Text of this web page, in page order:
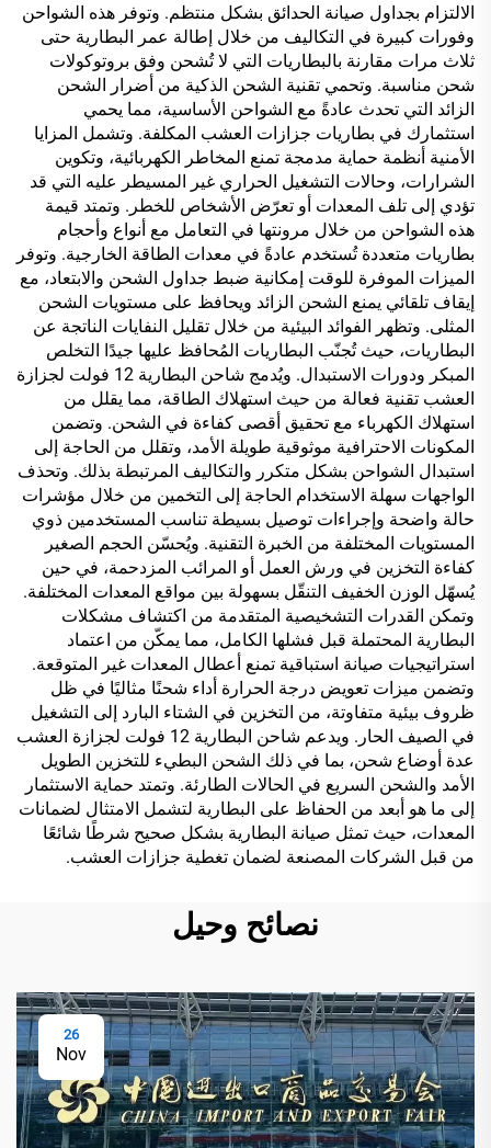
الالتزام بجداول صيانة الحدائق بشكل منتظم. وتوفر هذه الشواحن
وفورات كبيرة في التكاليف من خلال إطالة عمر البطارية حتى
ثلاث مرات مقارنة بالبطاريات التي لا تُشحن وفق بروتوكولات
شحن مناسبة. وتحمي تقنية الشحن الذكية من أضرار الشحن
الزائد التي تحدث عادةً مع الشواحن الأساسية، مما يحمي
استثمارك في بطاريات جزازات العشب المكلفة. وتشمل المزايا
الأمنية أنظمة حماية مدمجة تمنع المخاطر الكهربائية، وتكوين
الشرارات، وحالات التشغيل الحراري غير المسيطر عليه التي قد
تؤدي إلى تلف المعدات أو تعرّض الأشخاص للخطر. وتمتد قيمة
هذه الشواحن من خلال مرونتها في التعامل مع أنواع وأحجام
بطاريات متعددة تُستخدم عادةً في معدات الطاقة الخارجية. وتوفر
الميزات الموفرة للوقت إمكانية ضبط جداول الشحن والابتعاد، مع
إيقاف تلقائي يمنع الشحن الزائد ويحافظ على مستويات الشحن
المثلى. وتظهر الفوائد البيئية من خلال تقليل النفايات الناتجة عن
البطاريات، حيث تُجنّب البطاريات المُحافظ عليها جيدًا التخلص
المبكر ودورات الاستبدال. ويُدمج شاحن البطارية 12 فولت لجزازة
العشب تقنية فعالة من حيث استهلاك الطاقة، مما يقلل من
استهلاك الكهرباء مع تحقيق أقصى كفاءة في الشحن. وتضمن
المكونات الاحترافية موثوقية طويلة الأمد، وتقلل من الحاجة إلى
استبدال الشواحن بشكل متكرر والتكاليف المرتبطة بذلك. وتحذف
الواجهات سهلة الاستخدام الحاجة إلى التخمين من خلال مؤشرات
حالة واضحة وإجراءات توصيل بسيطة تناسب المستخدمين ذوي
المستويات المختلفة من الخبرة التقنية. ويُحسّن الحجم الصغير
كفاءة التخزين في ورش العمل أو المرائب المزدحمة، في حين
يُسهّل الوزن الخفيف التنقّل بسهولة بين مواقع المعدات المختلفة.
وتمكن القدرات التشخيصية المتقدمة من اكتشاف مشكلات
البطارية المحتملة قبل فشلها الكامل، مما يمكّن من اعتماد
استراتيجيات صيانة استباقية تمنع أعطال المعدات غير المتوقعة.
وتضمن ميزات تعويض درجة الحرارة أداء شحنًا مثاليًا في ظل
ظروف بيئية متفاوتة، من التخزين في الشتاء البارد إلى التشغيل
في الصيف الحار. ويدعم شاحن البطارية 12 فولت لجزازة العشب
عدة أوضاع شحن، بما في ذلك الشحن البطيء للتخزين الطويل
الأمد والشحن السريع في الحالات الطارئة. وتمتد حماية الاستثمار
إلى ما هو أبعد من الحفاظ على البطارية لتشمل الامتثال لضمانات
المعدات، حيث تمثل صيانة البطارية بشكل صحيح شرطًا شائعًا
من قبل الشركات المصنعة لضمان تغطية جزازات العشب.
نصائح وحيل
26
Nov